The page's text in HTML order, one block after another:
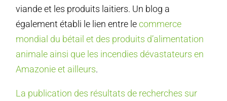
viande et les produits laitiers. Un blog a
également établi le lien entre lecommerce
mondial du bétail et des produits d’alimentation
animale ainsi que les incendies dévastateurs en
Amazonie et ailleurs.
La publication des résultats de recherches sur